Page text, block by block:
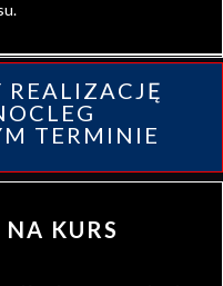
REALIZACJĘ
TERMINIE
NA KURS